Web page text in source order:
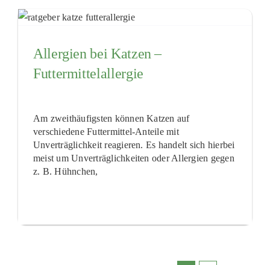
Allergien bei Katzen –
Futtermittelallergie
Am zweithäufigsten können Katzen auf
verschiedene Futtermittel-Anteile mit
Unverträglichkeit reagieren. Es handelt sich hierbei
meist um Unverträglichkeiten oder Allergien gegen
z. B. Hühnchen,